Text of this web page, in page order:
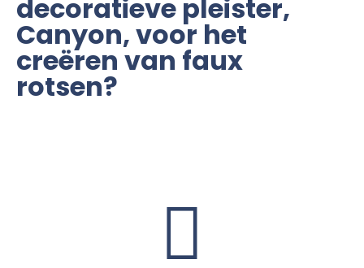
decoratieve pleister,
Canyon, voor het
creëren van faux
rotsen?